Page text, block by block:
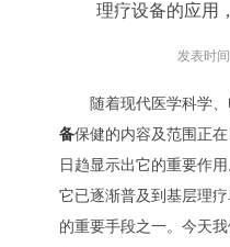
理疗设备‍的应用
发表时
随着现代医学科学、
备‍保健的内容及范围正
日趋显示出它的重要作
它已逐渐普及到基层理
的重要手段之一。今天